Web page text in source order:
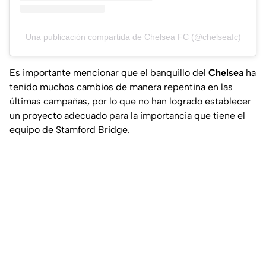
Una publicación compartida de Chelsea FC (@chelseafc)
Es importante mencionar que el banquillo del Chelsea ha
tenido muchos cambios de manera repentina en las
últimas campañas, por lo que no han logrado establecer
un proyecto adecuado para la importancia que tiene el
equipo de Stamford Bridge.